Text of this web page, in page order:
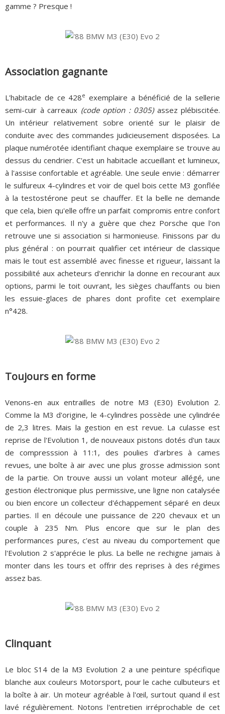
gamme ? Presque !
Association gagnante
L'habitacle de ce 428e exemplaire a bénéficié de la sellerie
semi-cuir à carreaux (code option : 0305)assez plébiscitée.
Un intérieur relativement sobre orienté sur le plaisir de
conduite avec des commandes judicieusement disposées. La
plaque numérotée identifiant chaque exemplaire se trouve au
dessus du cendrier. C'est un habitacle accueillant et lumineux,
à l'assise confortable et agréable. Une seule envie : démarrer
le sulfureux 4-cylindres et voir de quel bois cette M3 gonflée
à la testostérone peut se chauffer. Et la belle ne demande
que cela, bien qu'elle offre un parfait compromis entre confort
et performances. Il n'y a guère que chez Porsche que l'on
retrouve une si association si harmonieuse. Finissons par du
plus général : on pourrait qualifier cet intérieur de classique
mais le tout est assemblé avec finesse et rigueur, laissant la
possibilité aux acheteurs d'enrichir la donne en recourant aux
options, parmi le toit ouvrant, les sièges chauffants ou bien
les essuie-glaces de phares dont profite cet exemplaire
n°428.
Toujours en forme
Venons-en aux entrailles de notre M3 (E30) Evolution 2.
Comme la M3 d'origine, le 4-cylindres possède une cylindrée
de 2,3 litres. Mais la gestion en est revue. La culasse est
reprise de l'Evolution 1, de nouveaux pistons dotés d'un taux
de compresssion à 11:1, des poulies d'arbres à cames
revues, une boîte à air avec une plus grosse admission sont
de la partie. On trouve aussi un volant moteur allégé, une
gestion électronique plus permissive, une ligne non catalysée
ou bien encore un collecteur d'échappement séparé en deux
parties. Il en découle une puissance de 220 chevaux et un
couple à 235 Nm. Plus encore que sur le plan des
performances pures, c'est au niveau du comportement que
l'Evolution 2 s'apprécie le plus. La belle ne rechigne jamais à
monter dans les tours et offrir des reprises à des régimes
assez bas.
Clinquant
Le bloc S14 de la M3 Evolution 2 a une peinture spécifique
blanche aux couleurs Motorsport, pour le cache culbuteurs et
la boîte à air. Un moteur agréable à l'œil, surtout quand il est
lavé régulièrement. Notons l'entretien irréprochable de cet